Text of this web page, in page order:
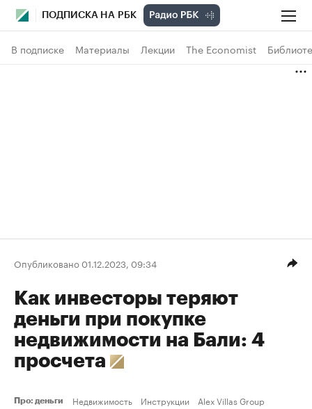
ПОДПИСКА НА РБК
В подписке Материалы Лекции The Economist
Опубликовано 01.12.2023, 09:34
Как инвесторы теряют
деньги при покупке
недвижимости на Бали: 4
просчета
Про: деньги Недвижимость Инструкции Alex Villas Group